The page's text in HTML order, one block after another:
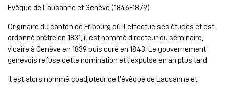
Évêque de Lausanne et Genève (1846-1879)
Originaire du canton de Fribourg où il effectue ses études et est
ordonné prêtre en 1831, il est nommé directeur du séminaire,
vicaire à Genève en 1839 puis curé en 1843. Le gouvernement
genevois refuse cette nomination et l’expulse en an plus tard
Il est alors nommé coadjuteur de l’évêque de Lausanne et